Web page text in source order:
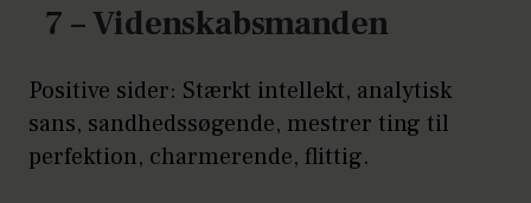
7 – Videnskabsmanden
Positive sider: Stærkt intellekt, analytisk
sans, sandhedssøgende, mestrer ting til
perfektion, charmerende, flittig.